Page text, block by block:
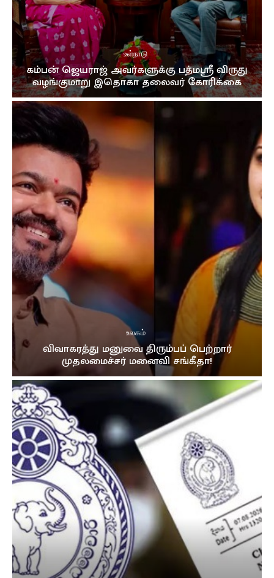
முத்து சப்பரத்தில் இசைக்குயில்....! மேளதாளத்துடன்
கோலாகல வரவேற்பு..!!
03:05
உள்நாடு
கம்பன் ஜெயராஜ் அவர்களுக்கு பத்மஸ்ரீ விருது
வழங்குமாறு இதொகா தலைவர் கோரிக்கை
உலகம்
விவாகரத்து மனுவை திரும்பப் பெற்றார்
முதலமைச்சர் மனைவி சங்கீதா!